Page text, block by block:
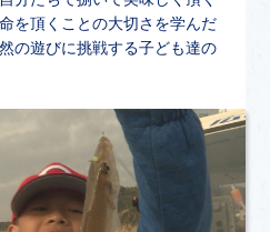
を頂くことの大切さを学んだ
の遊びに挑戦する子ども達の